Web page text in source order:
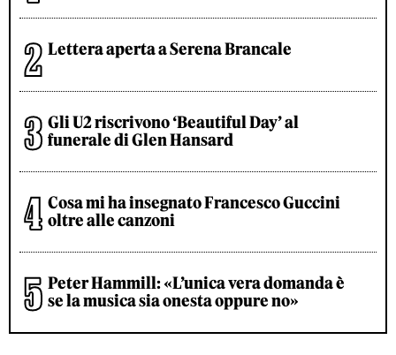
Lettera aperta a Serena Brancale
Gli U2 riscrivono ‘Beautiful Day’ al
funerale di Glen Hansard
Cosa mi ha insegnato Francesco Guccini
oltre alle canzoni
Peter Hammill: «L’unica vera domanda è
se la musica sia onesta oppure no»